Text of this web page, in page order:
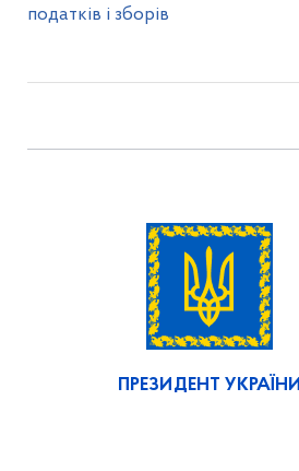
податків і зборів
ПРЕЗИДЕНТ УКРАЇНИ